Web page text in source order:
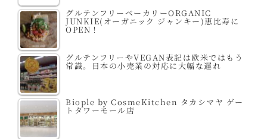
グルテンフリーベーカリーORGANIC
JUNKIE(オーガニック ジャンキー)恵比寿に
OPEN！
グルテンフリーやVEGAN表記は欧米ではもう
常識。日本の小売業の対応に大幅な遅れ
Biople by CosmeKitchen タカシマヤ ゲー
トタワーモール店